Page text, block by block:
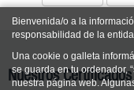
Nuestros Certificados
Bienvenida/o a la
responsabilidad de la
Una cookie o galleta
se guarda en tu ordenador,
nuestra página web.